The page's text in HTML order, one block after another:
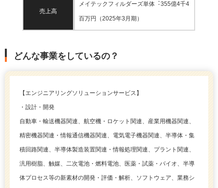
売上高
メイテックフィルダーズ単体︓355億4千4
百万円（2025年3⽉期）
どんな事業をしているの？
【エンジニアリングソリューションサービス】
・設計・開発
自動車・輸送機器関連、航空機・ロケット関連、産業用機器関連、
精密機器関連・情報通信機器関連、電気電子機器関連、半導体・集
積回路関連、半導体製造装置関連・情報処理関連、プラント関連、
汎用樹脂、触媒、二次電池・燃料電池、医薬・試薬・バイオ、半導
体プロセス等の新素材の開発・評価・解析、ソフトウェア、業務シ